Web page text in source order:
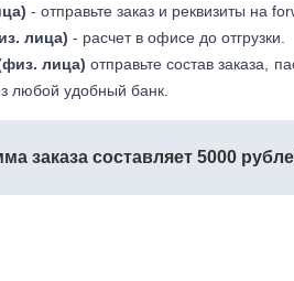
- отправьте заказ и реквизиты на
лица) - расчет в офисе до отгрузки.
лица) отправьте состав заказа,
любой удобный банк.
заказа составляет 5000